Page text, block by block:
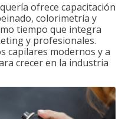
ofrece capacitación
colorimetría y
tiempo que integra
y profesionales.
capilares modernos y a
crecer en la industria